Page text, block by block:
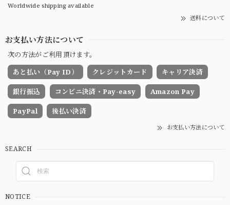
Worldwide shipping available
送料について
お支払い方法について
次の方法がご利用頂けます。
あと払い（Pay ID）
クレジットカード キャリア決済
銀行振込 コンビニ決済・Pay-easy Amazon Pay
PayPal 後払い決済
お支払い方法について
SEARCH
NOTICE